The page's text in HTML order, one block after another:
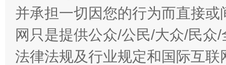
并承担一切因您的行为而直接
网只是提供公众/公民/大众/民
法律法规及行业规定和国际互